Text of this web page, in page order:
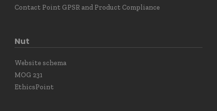
Contact Point GPSR and Product Compliance
Nut
Website schema
MOG 231
EthicsPoint